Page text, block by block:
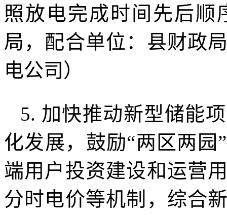
照放电完成时间先后顺
局，配合单位：县财政
电公司）
5. 加快推动新型储能
化发展，鼓励“两区两
端用户投资建设和运营
分时电价等机制，综合